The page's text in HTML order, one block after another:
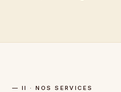
— II · NOS SERVICES